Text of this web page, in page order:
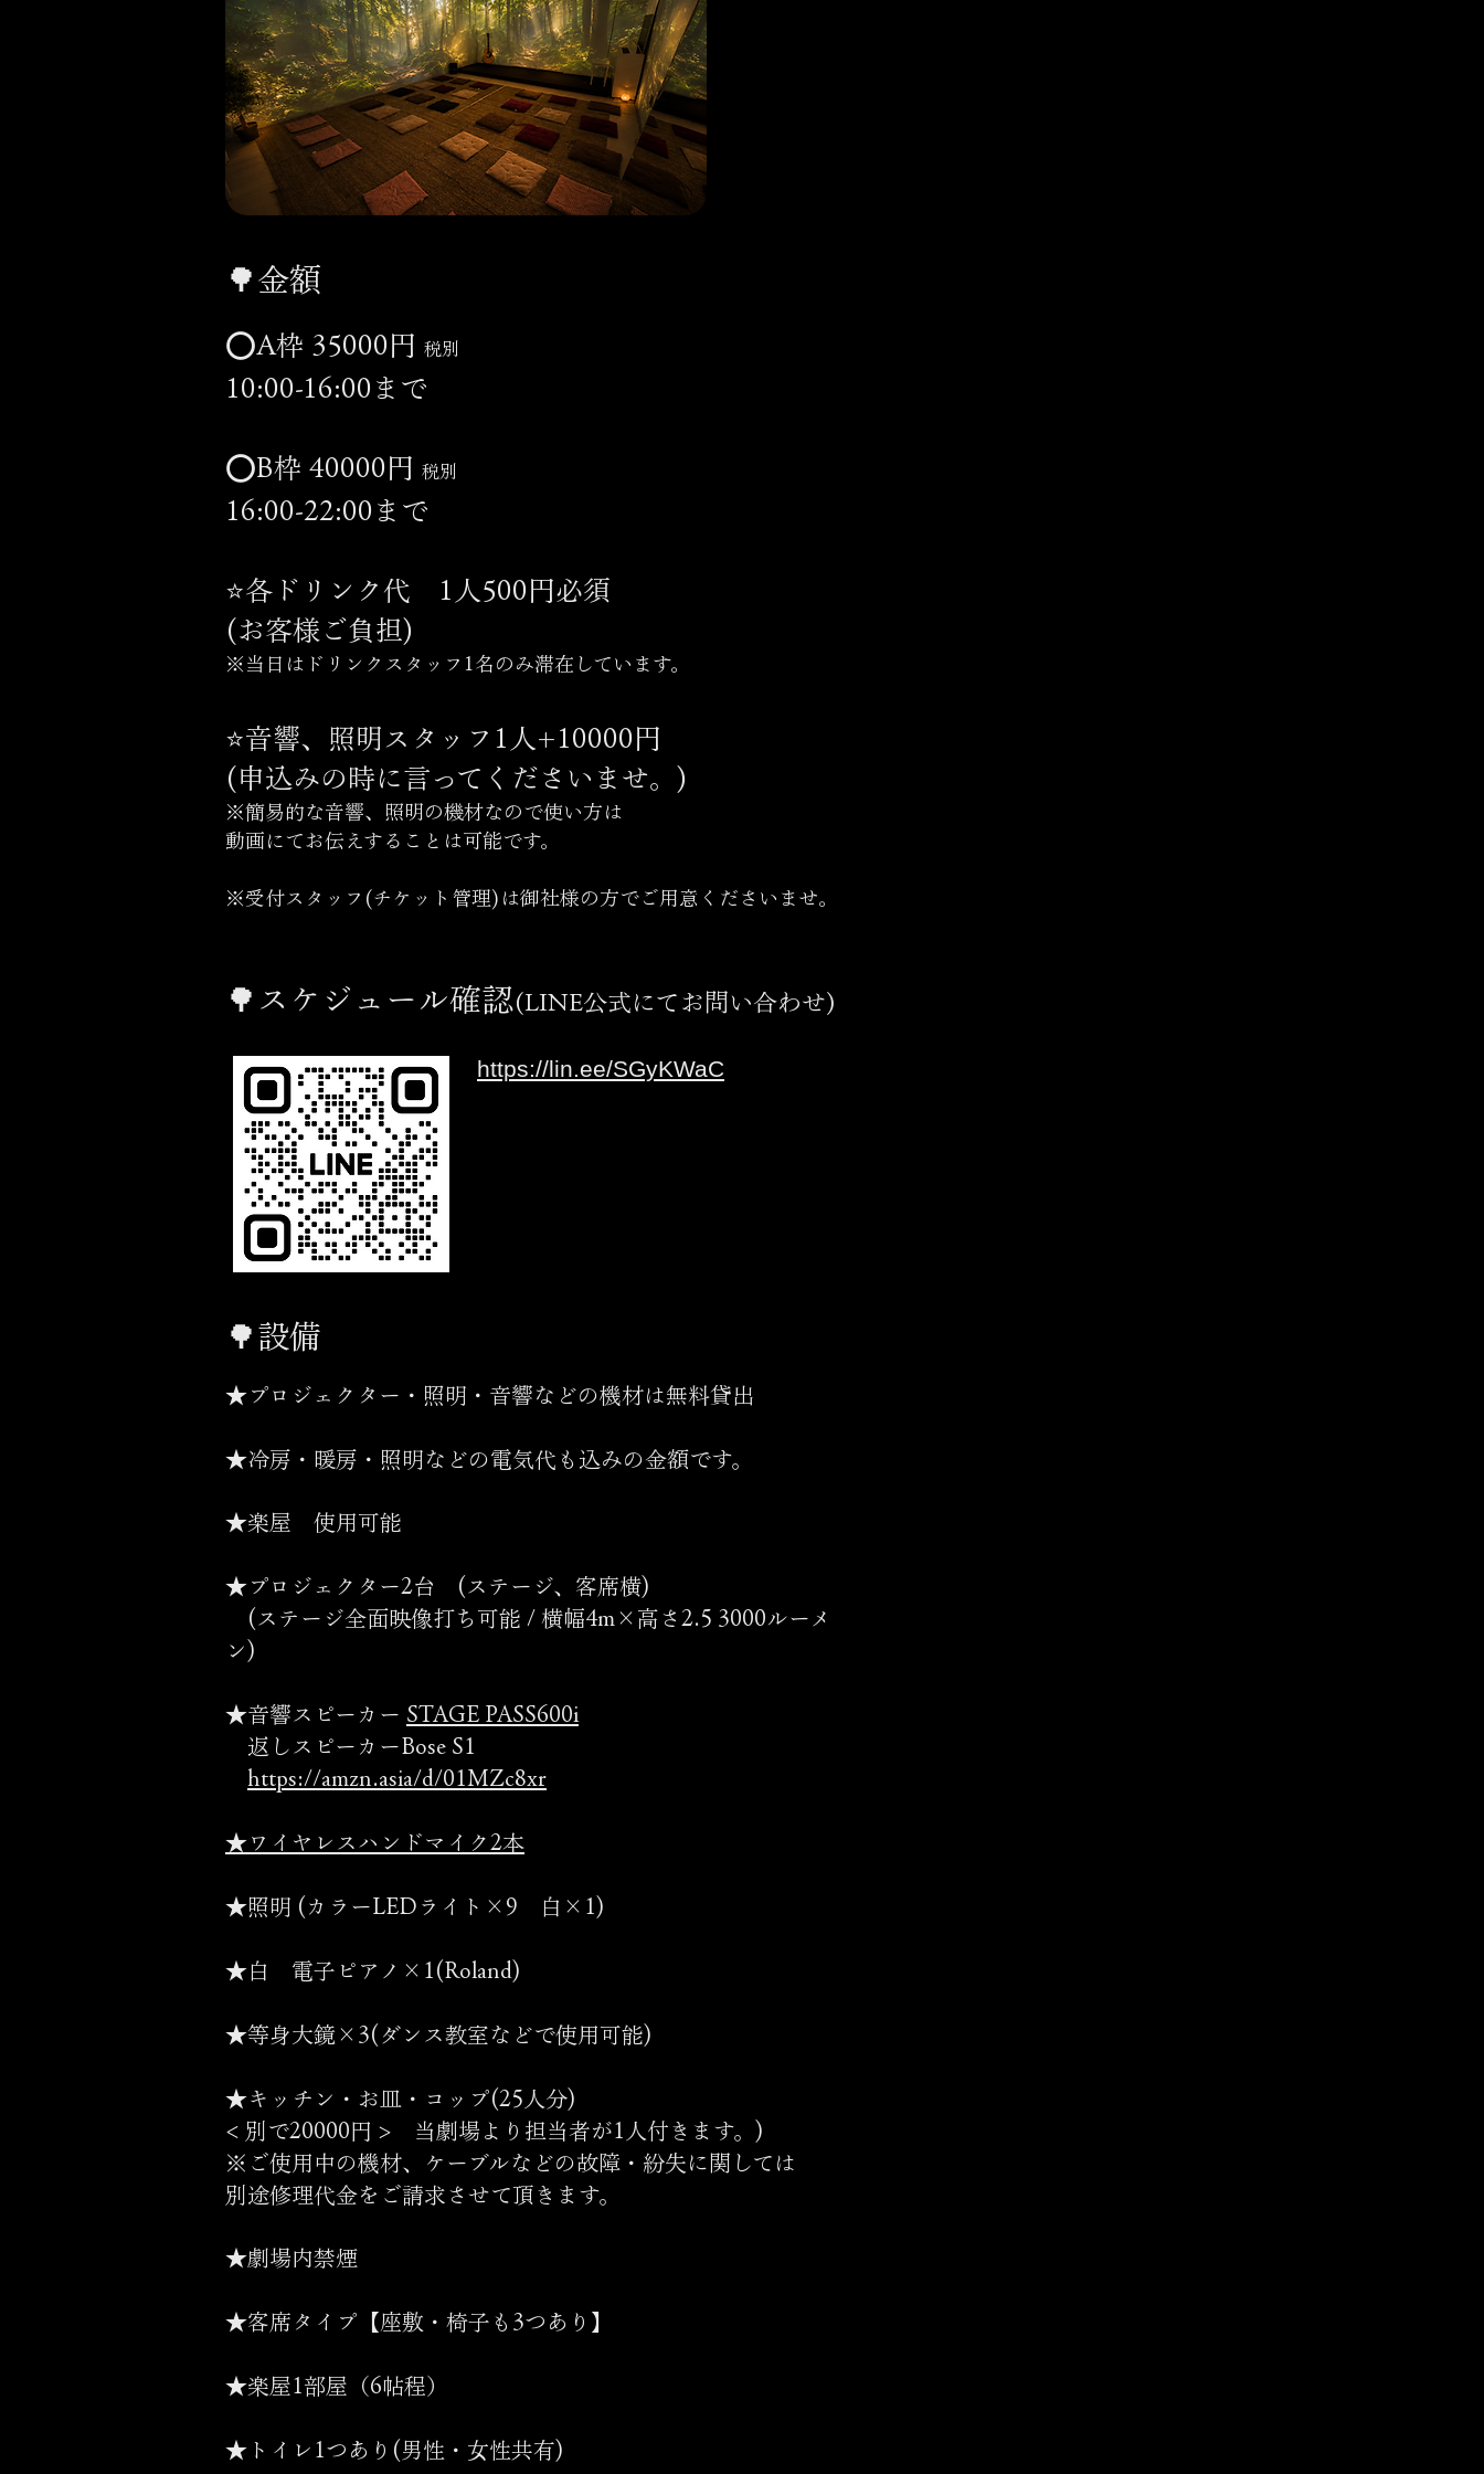
​🌳金額
⭕️A枠 35000円 税別
10:00-16:00まで
⭕️B枠 40000円 税別
16:00-22:00まで
⭐️各ドリンク代 1人500円必須
(お客様ご負担)
※​当日はドリンクスタッフ1名のみ滞在しています。
⭐️音響、照明スタッフ1人+10000円
(申込みの時に言ってくださいませ。)
※簡易的な音響、照明の機材なので使い方は
​動画にてお伝えすることは可能です。
※受付スタッフ(チケット管理)は御社様の方でご用意 くださいませ。
​🌳スケジュール確認(LINE公式にてお問い合わせ)
https://lin.ee/SGyKWaC
​🌳設備
★プロジェクター・照明・音響などの機材は無料貸出
★冷房・暖房・照明などの電気代も込みの金額です。
★楽屋 使用可能
★プロジェクター2台 (ステージ、客席横)
(ステージ全面映像打ち可能 / 横幅4m×高さ2.5 3000ルーメ
ン)
★音響スピーカー STAGE PASS600i
返しスピーカーBose S1
https://amzn.asia/d/01MZc8xr
​★ワイヤレスハンドマイク2本
★照明 (カラーLEDライト×9 白×1)
★白 電子ピアノ×1(Roland)
★等身大鏡×3(ダンス教室などで使用可能)
★キッチン・お皿・コップ(25人分)
< 別で20000円 > 当劇場より担当者が1人付きます。)
※ご使用中の機材、ケーブルなどの故障・紛失に関しては
別途修理代金をご請求させて頂きます。
★劇場内禁煙
★客席タイプ【座敷・椅子も3つあり】
★楽屋1部屋（6帖程）
★トイレ1つあり(男性・女性共有)